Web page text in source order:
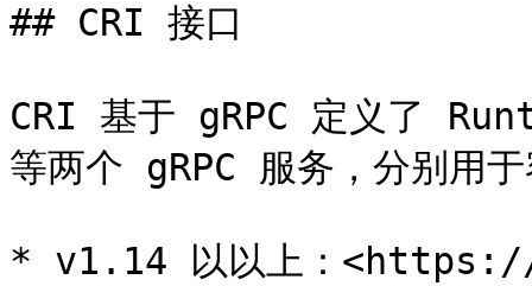
## CRI 接口
CRI 基于 gRPC 定义了
等两个 gRPC 服务，分别用
* v1.14 以以上：